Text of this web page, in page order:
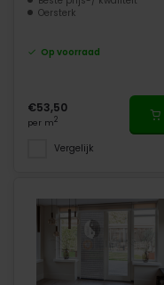
Oersterk
Op voorraad
€53,50
per m2
Vergelijk